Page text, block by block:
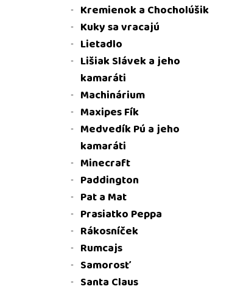
Kremienok a Chocholúšik
Kuky sa vracajú
Lietadlo
Lišiak Slávek a jeho
kamaráti
Machinárium
Maxipes Fík
Medvedík Pú a jeho
kamaráti
Minecraft
Paddington
Pat a Mat
Prasiatko Peppa
Rákosníček
Rumcajs
Samorosť
Santa Claus